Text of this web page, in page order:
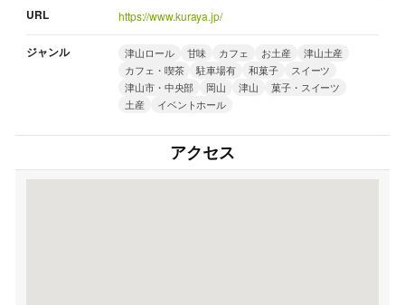
URL https://www.kuraya.jp/
ジャンル 津山ロール 甘味 カフェ お土産
津山土産
カフェ・喫茶
駐車場有 和菓子
スイーツ
津山市・中央部
岡山 津山
菓子・スイーツ
土産
イベントホール
アクセス